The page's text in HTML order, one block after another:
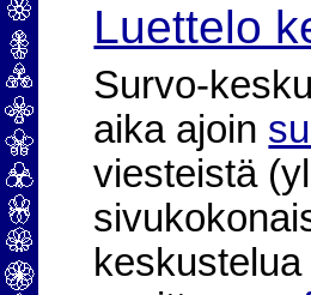
Luettelo
Survo-
aika ajoin
viesteistä